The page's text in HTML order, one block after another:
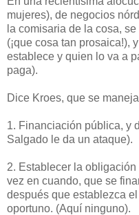
mujeres), de negocios
la comisaria de la cosa,
(¡que cosa tan prosaica!),
establece y quien lo va a
paga).
Dice Kroes, que se
1. Financiación pública, y
Salgado le da un ataque).
2. Establecer la
vez en cuando, que se
después que establezca
oportuno. (Aquí ninguno).